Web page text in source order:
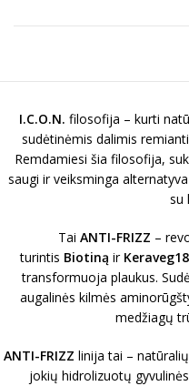
I.C.O.N. filosofija – kurti
sudėtinėmis dalimis
Remdamiesi šia filosofija,
saugi ir veiksminga
su
Tai ANTI-FRIZZ –
turintis Biotiną ir Keraveg18
transformuoja plaukus.
augalinės kilmės
medžiagų
ANTI-FRIZZ linija tai –
jokių hidrolizuotų